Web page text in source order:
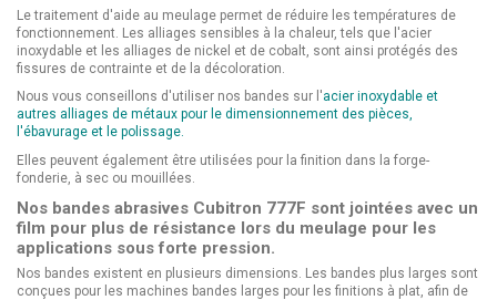
Le traitement d'aide au meulage permet de réduire les températures de
fonctionnement. Les alliages sensibles à la chaleur, tels que l'acier
inoxydable et les alliages de nickel et de cobalt, sont ainsi protégés des
fissures de contrainte et de la décoloration.
Nous vous conseillons d'utiliser nos bandes sur l'acier inoxydable et
autres alliages de métaux pour le dimensionnement des pièces,
l'ébavurage et le polissage.
Elles peuvent également être utilisées pour la finition dans la forge-
fonderie, à sec ou mouillées.
Nos bandes abrasives Cubitron 777F sont jointées avec un
film pour plus de résistance lors du meulage pour les
applications sous forte pression.
Nos bandes existent en plusieurs dimensions. Les bandes plus larges sont
conçues pour les machines bandes larges pour les finitions à plat, afin de